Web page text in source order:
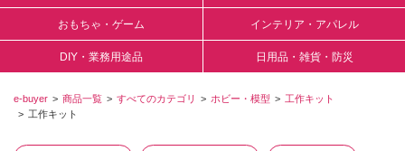
おもちゃ・ゲーム インテリア・アパレル
DIY・業務用途品 日用品・雑貨・防災
e-buyer 商品一覧 すべてのカテゴリ ホビー・模型
工作キット
工作キット